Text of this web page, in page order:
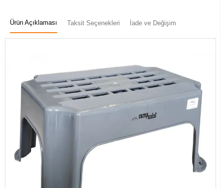
Ürün Açıklaması Taksit Seçenekleri İade ve Değişim